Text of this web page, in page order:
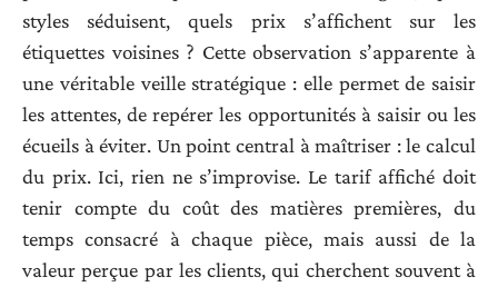
styles séduisent, quels prix s’affichent sur les
étiquettes voisines ? Cette observation s’apparente à
une véritable veille stratégique : elle permet de saisir
les attentes, de repérer les opportunités à saisir ou les
écueils à éviter. Un point central à maîtriser : le calcul
du prix. Ici, rien ne s’improvise. Le tarif affiché doit
tenir compte du coût des matières premières, du
temps consacré à chaque pièce, mais aussi de la
valeur perçue par les clients, qui cherchent souvent à